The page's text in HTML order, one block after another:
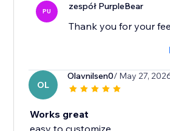
PU zespół PurpleBear
Thank you for your
OL
Olavnilsen0/ May 27,
Works great